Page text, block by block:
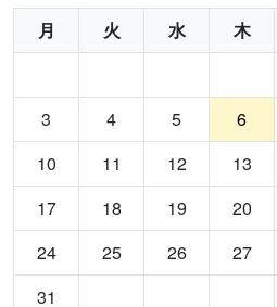
月 火 水 木
3
4 5 6
10
11 12 13
17
18 19 20
24
25 26 27
31